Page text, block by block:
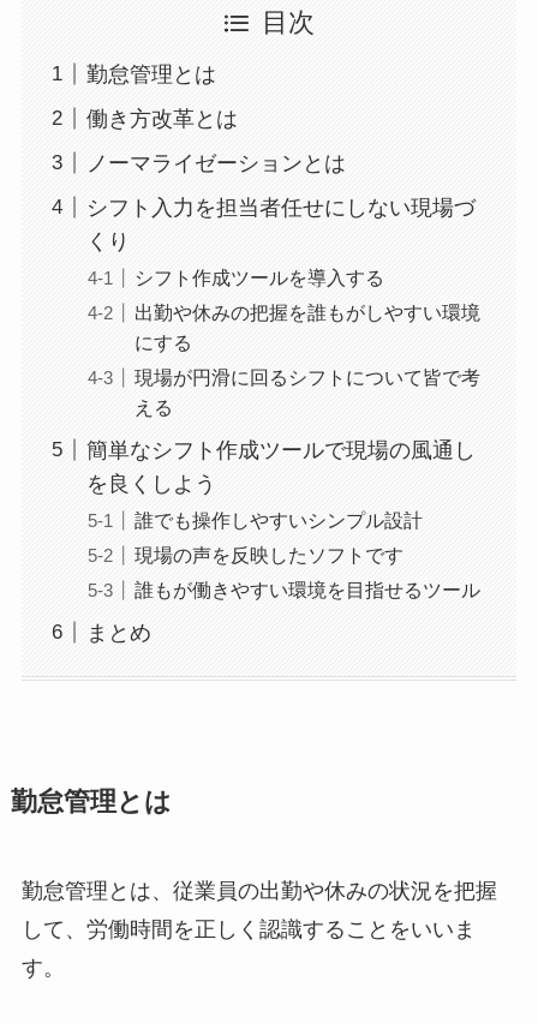
目次
勤怠管理とは
働き方改革とは
ノーマライゼーションとは
シフト入力を担当者任せにしない現場づ
くり
シフト作成ツールを導入する
出勤や休みの把握を誰もがしやすい環境
にする
現場が円滑に回るシフトについて皆で考
える
簡単なシフト作成ツールで現場の風通し
を良くしよう
誰でも操作しやすいシンプル設計
現場の声を反映したソフトです
誰もが働きやすい環境を目指せるツール
まとめ
勤怠管理とは
勤怠管理とは、従業員の出勤や休みの状況を把握
して、労働時間を正しく認識することをいいま
す。